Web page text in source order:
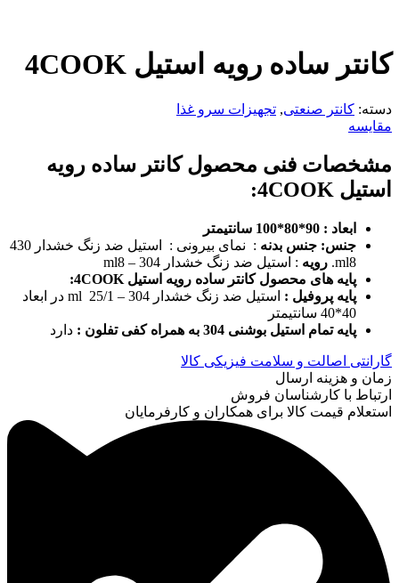
کانتر ساده رویه استیل 4COOK
دسته: کانتر صنعتی, تجهیزات سرو غذا
مقایسه
مشخصات فنی محصولکانتر ساده رویه
استیل 4COOK
:
ابعاد : 90*80*100 سانتیمتر
جنس: جنس بدنه
: نمای بیرونی : استیل ضد زنگ خشدار 430
ml8. رویه : استیل ضد زنگ خشدار 304 – ml8
پایه های محصول کانتر ساده رویه استیل 4COOK
:
پایه پروفیل :
استیل ضد زنگ خشدار 304 – ml 25/1 در ابعاد
40*40 سانتیمتر
پایه تمام استیل بوشنی 304 به همراه کفی تفلون
: دارد
گارانتی اصالت و سلامت فیزیکی کالا
زمان و هزینه ارسال
ارتباط با کارشناسان فروش
استعلام قیمت کالا برای همکاران و کارفرمایان